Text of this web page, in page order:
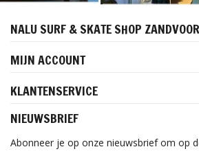
NALU SURF & SKATE SHOP
MIJN ACCOUNT
KLANTENSERVICE
NIEUWSBRIEF
Abonneer je op onze nieuwsbrief om op